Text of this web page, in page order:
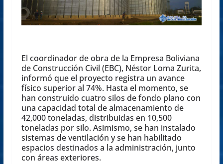
El coordinador de obra de la Empresa Boliviana
de Construcción Civil (EBC), Néstor Loma Zurita,
informó que el proyecto registra un avance
físico superior al 74%. Hasta el momento, se
han construido cuatro silos de fondo plano con
una capacidad total de almacenamiento de
42,000 toneladas, distribuidas en 10,500
toneladas por silo. Asimismo, se han instalado
sistemas de ventilación y se han habilitado
espacios destinados a la administración, junto
con áreas exteriores.